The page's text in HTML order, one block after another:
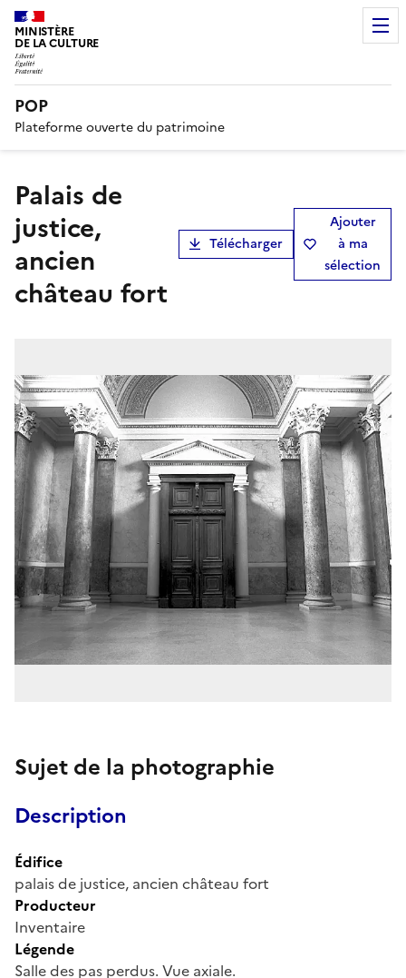
MINISTÈRE
DE LA CULTURE
POP
Plateforme ouverte du patrimoine
palais de
justice,
ancien
château fort
Télécharger
Ajouter
à ma
sélection
Sujet de la photographie
Description
Édifice
palais de justice, ancien château fort
Producteur
Inventaire
Légende
Salle des pas perdus. Vue axiale.